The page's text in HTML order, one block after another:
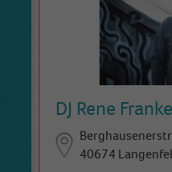
DJ Rene
40674